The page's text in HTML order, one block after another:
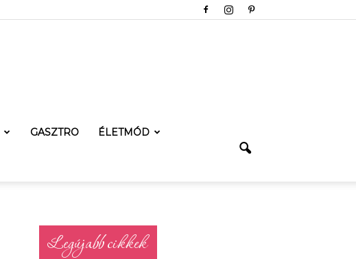
GASZTRO ÉLETMÓD
Legújabb cikkek